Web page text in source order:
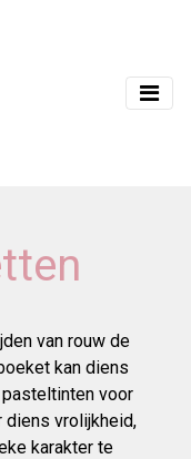
van rouw de
kan diens
voor
diens vrolijkheid,
karakter te